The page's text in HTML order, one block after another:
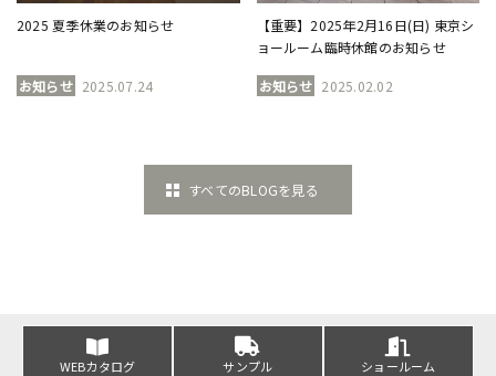
2025 夏季休業のお知らせ
お知らせ 2025.07.24
【重要】2025年2月16日(日) 東京シ
ョールーム臨時休館のお知らせ
お知らせ 2025.02.02
すべてのBLOGを見る
WEBカタログ サンプル ショールーム